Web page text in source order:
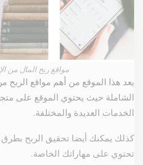
مواقع ربح المال من
يعد هذا الموقع من أهم مواقع الربح
الشاملة حيث يحتوي الموقع على
الخدمات العديدة والمختلفة.
كذلك يمكنك أيضا تحقيق الربح
تحتوي على مهاراتك الخاصة.